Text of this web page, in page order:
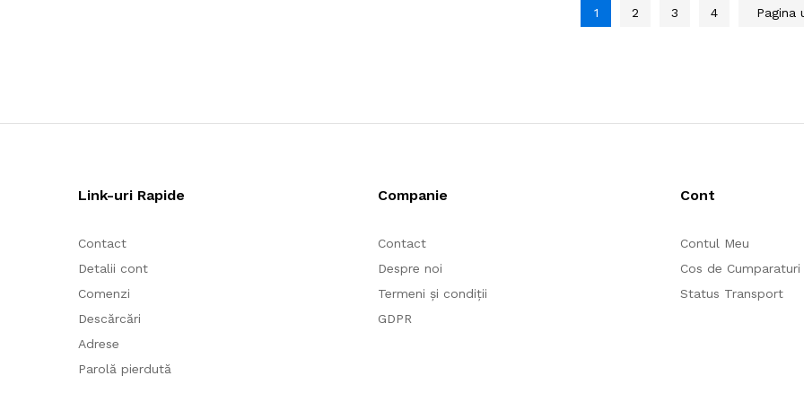
1 2 3 4 Pagina
Link-uri Rapide
Contact
Detalii cont
Comenzi
Descărcări
Adrese
Parolă pierdută
Companie
Contact
Despre noi
Termeni și condiții
GDPR
Cont
Contul Meu
Cos de Cumparaturi
Status Transport